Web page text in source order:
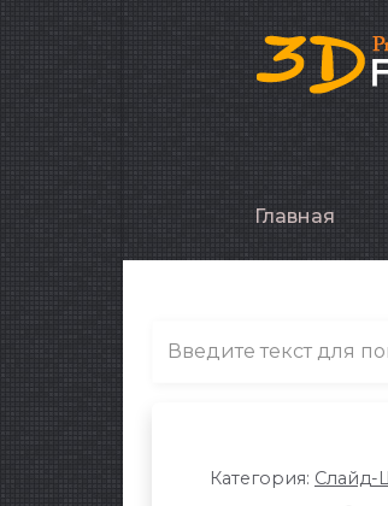
Главная
Категория: